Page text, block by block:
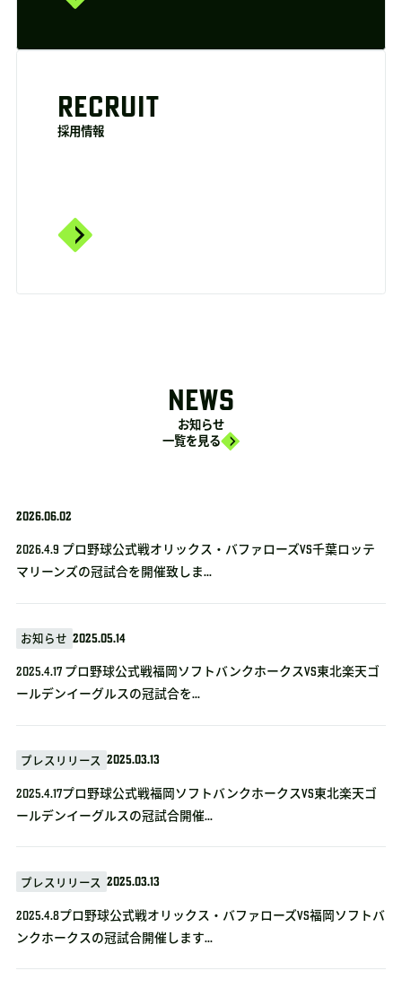
RECRUIT
採用情報
NEWS
お知らせ
一覧を見る
2026.06.02
2026.4.9 プロ野球公式戦オリックス・バファローズvs千葉ロッテ
マリーンズの冠試合を開催致しま...
お知らせ 2025.05.14
2025.4.17 プロ野球公式戦福岡ソフトバンクホークスVS東北楽天ゴ
ールデンイーグルスの冠試合を...
プレスリリース 2025.03.13
2025.4.17プロ野球公式戦福岡ソフトバンクホークスVS東北楽天ゴ
ールデンイーグルスの冠試合開催...
プレスリリース 2025.03.13
2025.4.8プロ野球公式戦オリックス・バファローズvs福岡ソフトバ
ンクホークスの冠試合開催します...